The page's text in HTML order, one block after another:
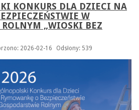
KONKURS DLA DZIECI NA
W
ROLNYM „WIOSKI BEZ
2026-02-16 Odsłony: 539